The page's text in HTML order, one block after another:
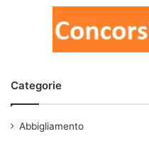
Categorie
Abbigliamento